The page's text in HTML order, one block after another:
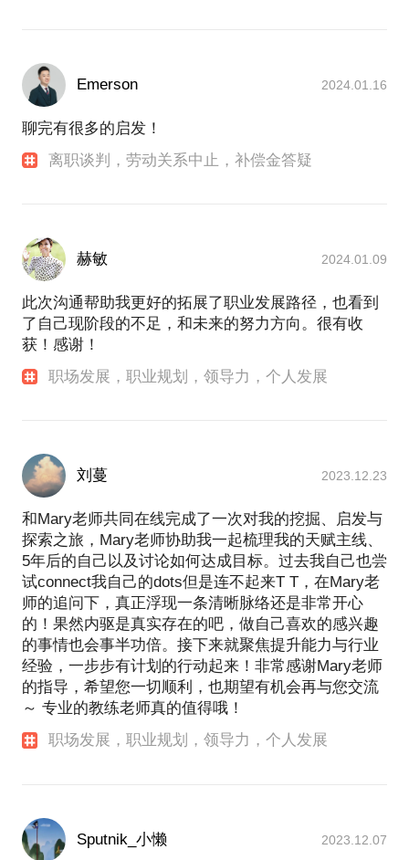
Emerson 2024.01.16
聊完有很多的启发！
离职谈判，劳动关系中止，补偿金答疑
赫敏 2024.01.09
此次沟通帮助我更好的拓展了职业发展路径，也看到
了自己现阶段的不足，和未来的努力方向。很有收
获！感谢！
职场发展，职业规划，领导力，个人发展
刘蔓 2023.12.23
和Mary老师共同在线完成了一次对我的挖掘、启发与
探索之旅，Mary老师协助我一起梳理我的天赋主线、
5年后的自己以及讨论如何达成目标。过去我自己也尝
试connect我自己的dots但是连不起来T T，在Mary老
师的追问下，真正浮现一条清晰脉络还是非常开心
的！果然内驱是真实存在的吧，做自己喜欢的感兴趣
的事情也会事半功倍。接下来就聚焦提升能力与行业
经验，一步步有计划的行动起来！非常感谢Mary老师
的指导，希望您一切顺利，也期望有机会再与您交流
～ 专业的教练老师真的值得哦！
职场发展，职业规划，领导力，个人发展
Sputnik_小懒 2023.12.07